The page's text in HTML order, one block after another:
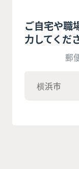
ご自宅や職
力してくだ
郵